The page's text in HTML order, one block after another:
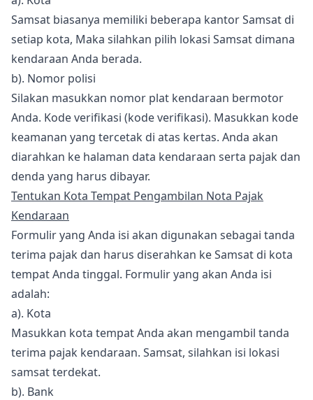
Samsat biasanya memiliki beberapa kantor Samsat di
setiap kota, Maka silahkan pilih lokasi Samsat dimana
kendaraan Anda berada.
b). Nomor polisi
Silakan masukkan nomor plat kendaraan bermotor
Anda. Kode verifikasi (kode verifikasi). Masukkan kode
keamanan yang tercetak di atas kertas. Anda akan
diarahkan ke halaman data kendaraan serta pajak dan
denda yang harus dibayar.
Tentukan Kota Tempat Pengambilan Nota Pajak
Kendaraan
Formulir yang Anda isi akan digunakan sebagai tanda
terima pajak dan harus diserahkan ke Samsat di kota
tempat Anda tinggal. Formulir yang akan Anda isi
adalah:
a). Kota
Masukkan kota tempat Anda akan mengambil tanda
terima pajak kendaraan. Samsat, silahkan isi lokasi
samsat terdekat.
b). Bank